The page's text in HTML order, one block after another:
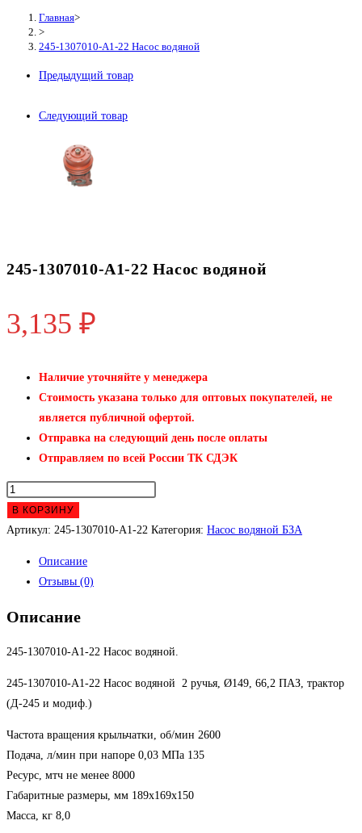
1307010-
Насос
Главная>
>
245-1307010-А1-22 Насос водяной
Предыдущий товар
Следующий товар
245-1307010-А1-22 Насос водяной
3,135 ₽
Наличие уточняйте у менеджера
Стоимость указана только для оптовых покупателей, не
является публичной офертой.
Отправка на следующий день после оплаты
Отправляем по всей России ТК СДЭК
Количество
товара
245-
Насос
В КОРЗИНУ
Артикул: 245-1307010-А1-22 Категория: Насос водяной БЗА
Описание
Отзывы (0)
Описание
245-1307010-А1-22 Насос водяной.
245-1307010-А1-22 Насос водяной 2 ручья, Ø149, 66,2 ПАЗ, трактор
(Д-245 и модиф.)
Частота вращения крыльчатки, об/мин 2600
Подача, л/мин при напоре 0,03 МПа 135
Ресурс, мтч не менее 8000
Габаритные размеры, мм 189x169x150
Масса, кг 8,0